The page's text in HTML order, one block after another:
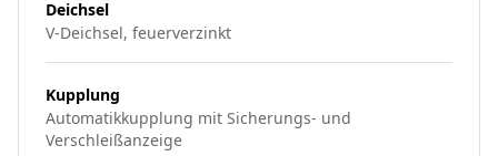
Deichsel
V-Deichsel, feuerverzinkt
Kupplung
Automatikkupplung mit Sicherungs- und
Verschleißanzeige